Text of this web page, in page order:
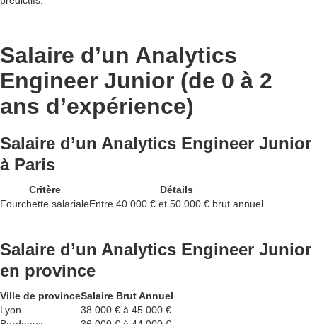
Salaire d’un Analytics
Engineer Junior (de 0 à 2
ans d’expérience)
Salaire d’un Analytics Engineer Junior
à Paris
Critère
Détails
Fourchette salarialeEntre 40 000 € et 50 000 € brut annuel
Salaire d’un Analytics Engineer Junior
en province
Ville de provinceSalaire Brut Annuel
Lyon
38 000 € à 45 000 €